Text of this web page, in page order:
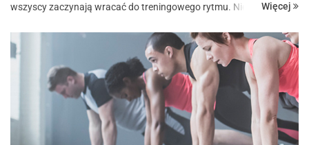
wszyscy zaczynają wracać do treningowego rytmu. NiektórymWięcej